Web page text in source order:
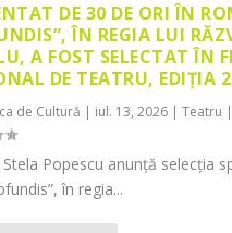
DE 30 DE ORI ÎN
ÎN REGIA LUI
A FOST SELECTAT ÎN
DE TEATRU, EDIȚIA
de Cultură | iul. 13, 2026 |Teatru |
Popescu anunță selecția
în regia...